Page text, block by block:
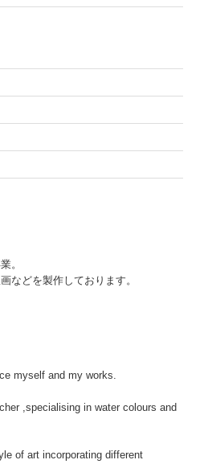
。
などを製作しております。
myself and my works.
,specialising in water colours and
of art incorporating different